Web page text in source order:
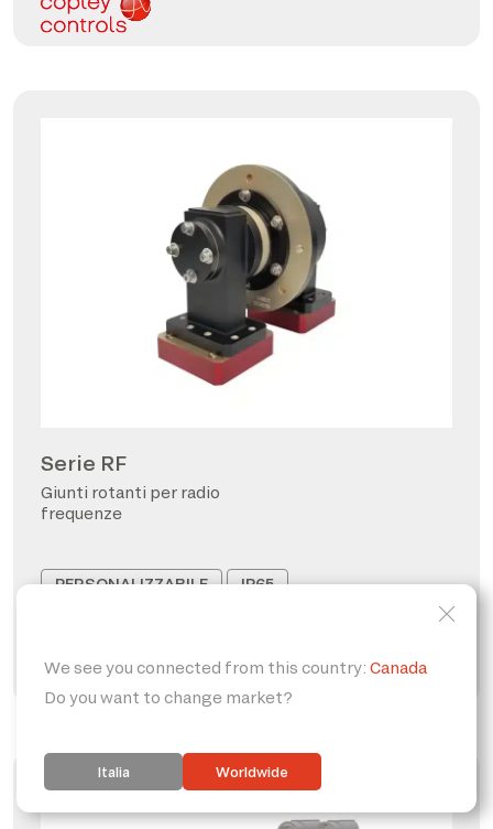
Serie RF
Giunti rotanti per radio
frequenze
PERSONALIZZABILE
IP65